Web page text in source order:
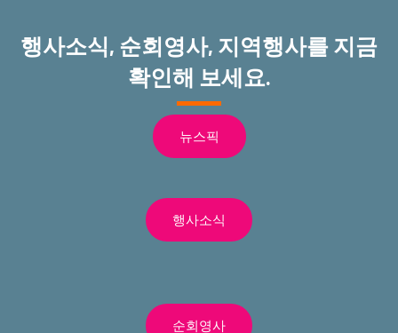
행사소식, 순회영사, 지역행사를 지금
확인해 보세요.
뉴스픽
행사소식
순회영사